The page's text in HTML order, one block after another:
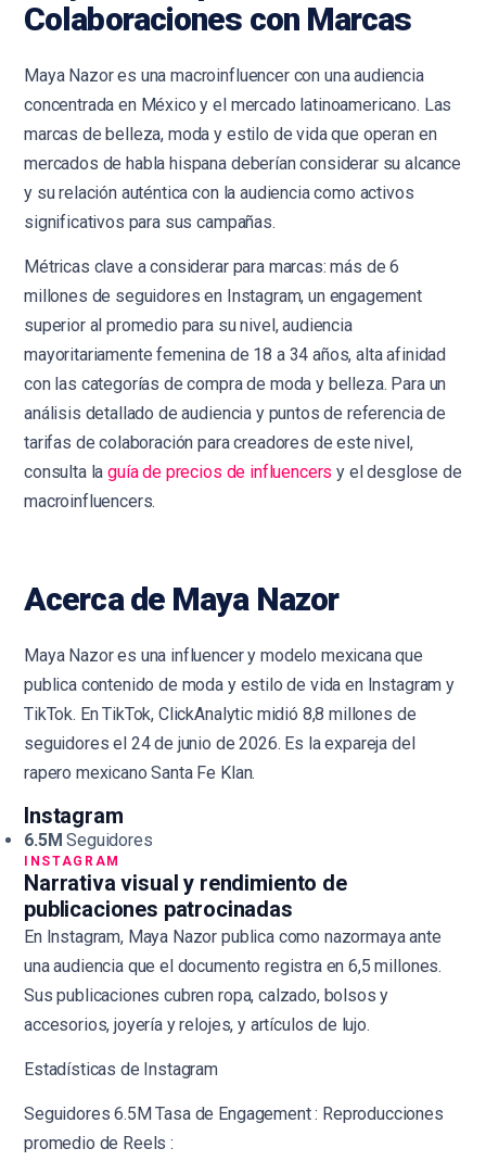
Colaboraciones con Marcas
Maya Nazor es una macroinfluencer con una audiencia
concentrada en México y el mercado latinoamericano. Las
marcas de belleza, moda y estilo de vida que operan en
mercados de habla hispana deberían considerar su alcance
y su relación auténtica con la audiencia como activos
significativos para sus campañas.
Métricas clave a considerar para marcas: más de 6
millones de seguidores en Instagram, un engagement
superior al promedio para su nivel, audiencia
mayoritariamente femenina de 18 a 34 años, alta afinidad
con las categorías de compra de moda y belleza. Para un
análisis detallado de audiencia y puntos de referencia de
tarifas de colaboración para creadores de este nivel,
consulta laguía de precios de influencers y eldesglose de
macroinfluencers.
Acerca de Maya Nazor
Maya Nazor es una influencer y modelo mexicana que
publica contenido de moda y estilo de vida en Instagram y
TikTok. En TikTok, ClickAnalytic midió 8,8 millones de
seguidores el 24 de junio de 2026. Es la expareja del
rapero mexicano Santa Fe Klan.
Instagram
6.5M Seguidores
INSTAGRAM
Narrativa visual y rendimiento de
publicaciones patrocinadas
En Instagram, Maya Nazor publica como nazormaya ante
una audiencia que el documento registra en 6,5 millones.
Sus publicaciones cubren ropa, calzado, bolsos y
accesorios, joyería y relojes, y artículos de lujo.
Estadísticas de Instagram
Seguidores 6.5M Tasa de Engagement : Reproducciones
promedio de Reels :